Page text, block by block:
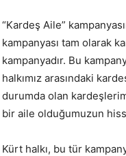
“Kardeş Aile”
kampanyası tam olarak
kampanyadır. Bu
halkımız arasındaki
durumda olan
bir aile olduğumuzun
Kürt halkı, bu tür